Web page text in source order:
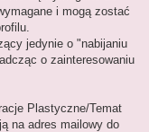
i mogą zostać
jedynie o "nabijaniu
o zainteresowaniu
Plastyczne/Temat
na adres mailowy do